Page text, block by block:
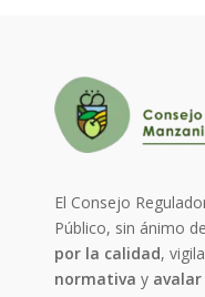
El Consejo
Público, sin ánimo
por la calidad,
normativa y